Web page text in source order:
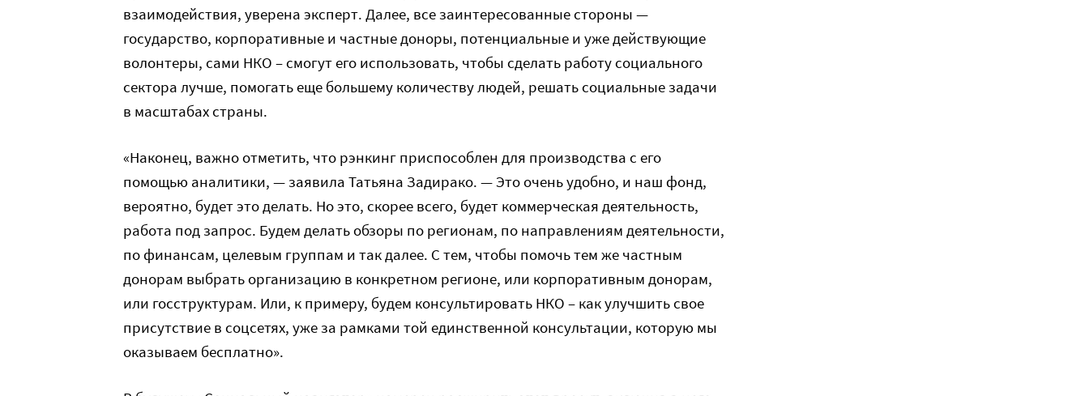
взаимодействия, уверена эксперт. Далее, все заинтересованные стороны —
государство, корпоративные и частные доноры, потенциальные и уже действующие
волонтеры, сами НКО – смогут его использовать, чтобы сделать работу социального
сектора лучше, помогать еще большему количеству людей, решать социальные задачи
в масштабах страны.
«Наконец, важно отметить, что рэнкинг приспособлен для производства с его
помощью аналитики, — заявила Татьяна Задирако. — Это очень удобно, и наш фонд,
вероятно, будет это делать. Но это, скорее всего, будет коммерческая деятельность,
работа под запрос. Будем делать обзоры по регионам, по направлениям деятельности,
по финансам, целевым группам и так далее. С тем, чтобы помочь тем же частным
донорам выбрать организацию в конкретном регионе, или корпоративным донорам,
или госструктурам. Или, к примеру, будем консультировать НКО – как улучшить свое
присутствие в соцсетях, уже за рамками той единственной консультации, которую мы
оказываем бесплатно».